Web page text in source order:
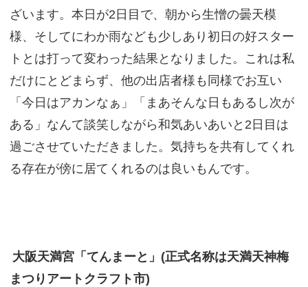
ざいます。本日が2日目で、朝から生憎の曇天模
様、そしてにわか雨なども少しあり初日の好スター
トとは打って変わった結果となりました。これは私
だけにとどまらず、他の出店者様も同様でお互い
「今日はアカンなぁ」「まあそんな日もあるし次が
ある」なんて談笑しながら和気あいあいと2日目は
過ごさせていただきました。気持ちを共有してくれ
る存在が傍に居てくれるのは良いもんです。
大阪天満宮「てんまーと」(正式名称は天満天神梅
まつりアートクラフト市)